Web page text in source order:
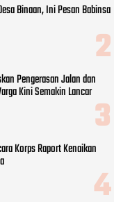
Binaan, Ini Pesan Babinsa
Pengerasan Jalan dan
Kini Semakin Lancar
Korps Raport Kenaikan